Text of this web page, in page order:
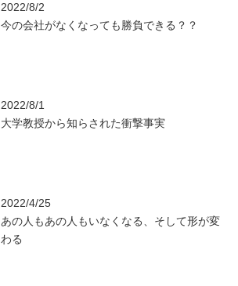
2022/8/2
今の会社がなくなっても勝負できる？？
2022/8/1
大学教授から知らされた衝撃事実
2022/4/25
あの人もあの人もいなくなる、そして形が変
わる